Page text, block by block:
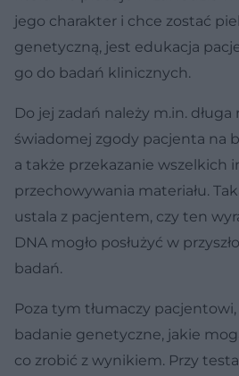
jego charakter i chce zostać
genetyczną, jest edukacja
go do badań klinicznych.
Do jej zadań należy m.in.
świadomej zgody pacjenta na
a także przekazanie wszelkich
przechowywania materiału.
ustala z pacjentem, czy ten
DNA mogło posłużyć w
badań.
Poza tym tłumaczy
badanie genetyczne, jakie
co zrobić z wynikiem. Przy